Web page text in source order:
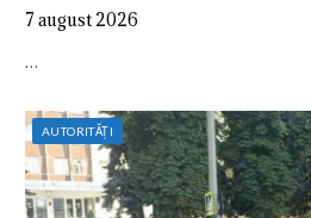
7 august 2026
…
AUTORITĂȚI